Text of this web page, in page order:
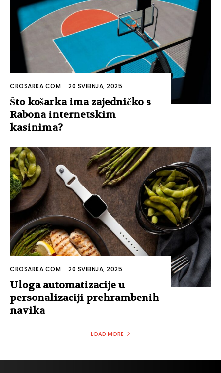
CROSARKA.COM -20 SVIBNJA, 2025
Što košarka ima zajedničko s
Rabona internetskim
kasinima?
CROSARKA.COM -20 SVIBNJA, 2025
Uloga automatizacije u
personalizaciji prehrambenih
navika
LOAD MORE